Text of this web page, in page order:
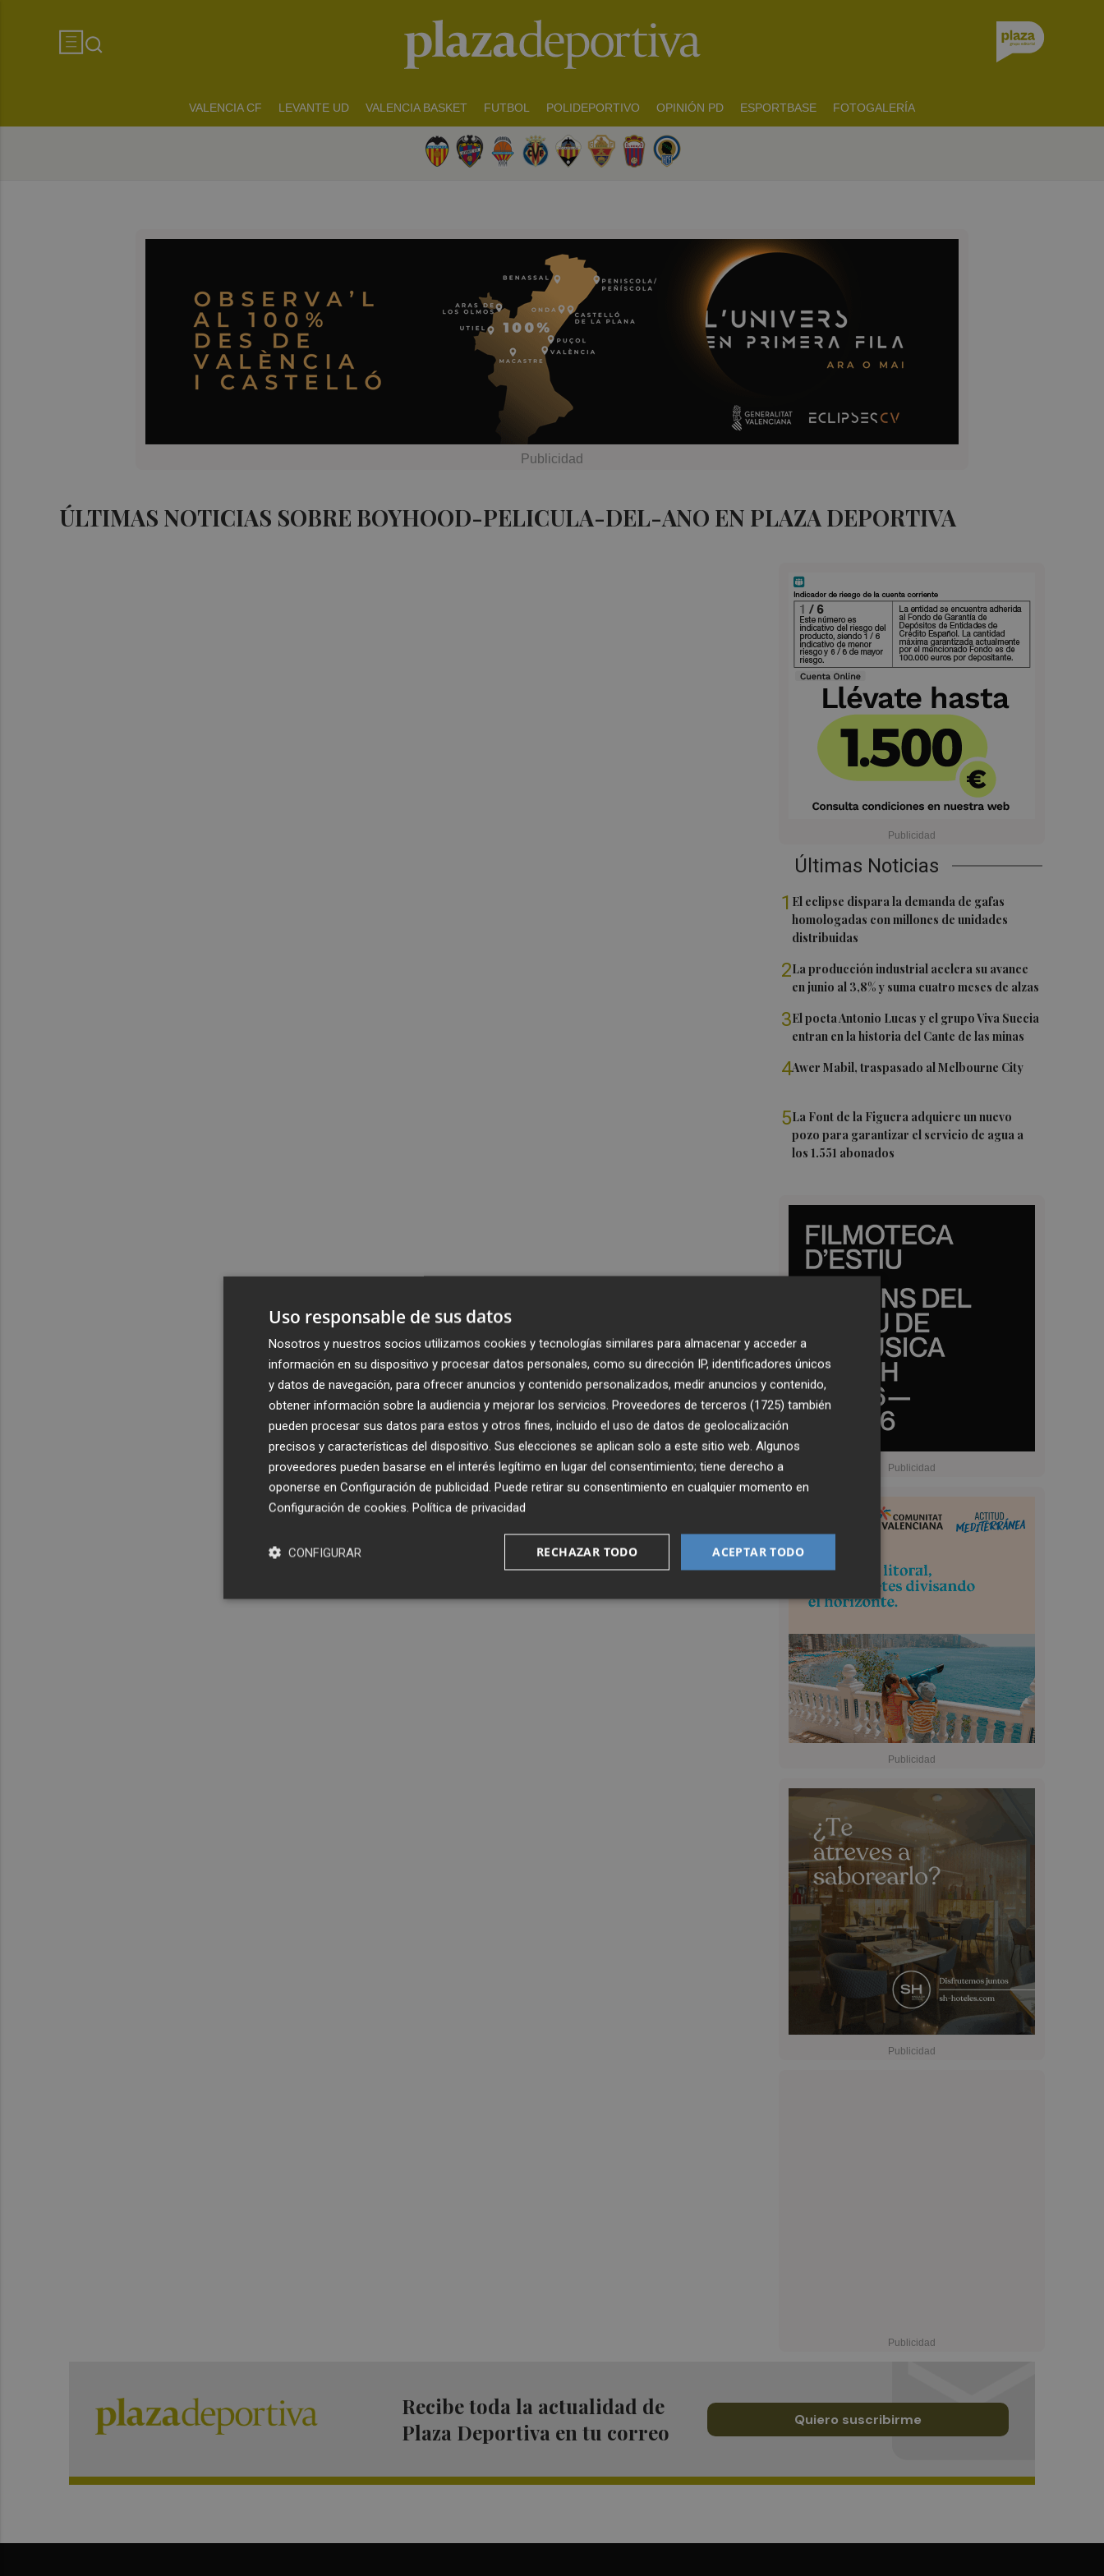
VALENCIA CF LEVANTE UD VALENCIA BASKET FUTBOL POLIDEPORTIVO OPINIÓN PD ESPORTBASE FOTOGALERÍA
ÚLTIMAS NOTICIAS SOBRE BOYHOOD-PELICULA-DEL-ANO EN PLAZA DEPORTIVA
Últimas Noticias
1 El eclipse dispara la demanda de gafas
homologadas con millones de unidades
distribuidas
2La producción industrial acelera su avance
en junio al 3,8% y suma cuatro meses de alzas
3El poeta Antonio Lucas y el grupo Viva Suecia
entran en la historia del Cante de las minas
4Awer Mabil, traspasado al Melbourne City
5La Font de la Figuera adquiere un nuevo
pozo para garantizar el servicio de agua a
los 1.551 abonados
Recibe toda la actualidad de
Plaza Deportiva en tu correo
Quiero suscribirme
Uso responsable de sus datos
Nosotros y nuestros socios utilizamos cookies y tecnologías similares para almacenar y acceder a
información en su dispositivo y procesar datos personales, como su dirección IP, identificadores únicos
y datos de navegación, para ofrecer anuncios y contenido personalizados, medir anuncios y contenido,
obtener información sobre la audiencia y mejorar los servicios. Proveedores de terceros (1725) también
pueden procesar sus datos para estos y otros fines, incluido el uso de datos de geolocalización
precisos y características del dispositivo. Sus elecciones se aplican solo a este sitio web. Algunos
proveedores pueden basarse en el interés legítimo en lugar del consentimiento; tiene derecho a
oponerse en Configuración de publicidad. Puede retirar su consentimiento en cualquier momento en
Configuración de cookies. Política de privacidad
ACEPTAR TODO
RECHAZAR TODO
CONFIGURAR